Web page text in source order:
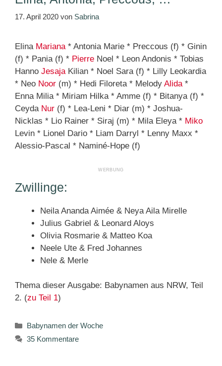
17. April 2020 von Sabrina
Elina Mariana* Antonia Marie * Preccous (f) * Ginin
(f) * Pania (f) * Pierre Noel * Leon Andonis * Tobias
Hanno JesajaKilian * Noel Sara (f) * Lilly Leokardia
* Neo Noor (m) * Hedi Filoreta * Melody Alida*
Enna Milia * Miriam Hilka * Amme (f) * Bitanya (f) *
Ceyda Nur (f) * Lea-Leni * Diar (m) * Joshua-
Nicklas * Lio Rainer * Siraj (m) * Mila Eleya * Miko
Levin * Lionel Dario * Liam Darryl * Lenny Maxx *
Alessio-Pascal * Naminé-Hope (f)
Zwillinge:
Neila Ananda Aimée & Neya Aila Mirelle
Julius Gabriel & Leonard Aloys
Olivia Rosmarie & Matteo Koa
Neele Ute & Fred Johannes
Nele & Merle
Thema dieser Ausgabe: Babynamen aus NRW, Teil
2. (zu Teil 1)
Kategorien
Babynamen der Woche
35 Kommentare